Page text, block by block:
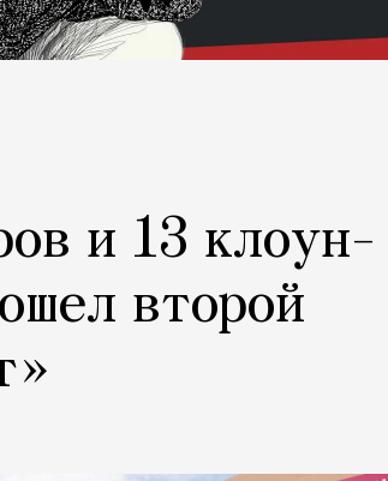
и 13 клоун-
второй